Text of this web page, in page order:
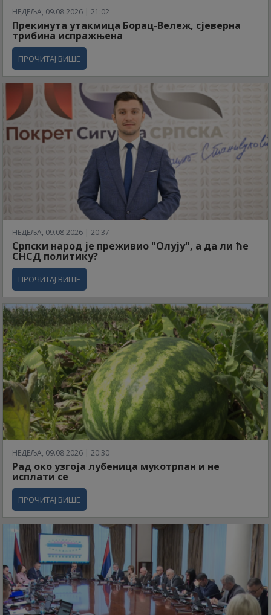
НЕДЕЉА, 09.08.2026 | 21:02
Прекинута утакмица Борац-Вележ, сјеверна
трибина испражњена
ПРОЧИТАЈ ВИШЕ
НЕДЕЉА, 09.08.2026 | 20:37
Српски народ је преживио "Олују", а да ли ће
СНСД политику?
ПРОЧИТАЈ ВИШЕ
НЕДЕЉА, 09.08.2026 | 20:30
Рад око узгоја лубеница мукотрпан и не
исплати се
ПРОЧИТАЈ ВИШЕ